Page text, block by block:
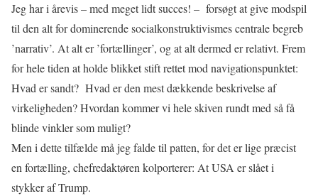
Jeg har i årevis – med meget lidt succes! – forsøgt at give modspil
til den alt for dominerende socialkonstruktivismes centrale begreb
’narrativ’. At alt er ’fortællinger’, og at alt dermed er relativt. Frem
for hele tiden at holde blikket stift rettet mod navigationspunktet:
Hvad er sandt? Hvad er den mest dækkende beskrivelse af
virkeligheden? Hvordan kommer vi hele skiven rundt med så få
blinde vinkler som muligt?
Men i dette tilfælde må jeg falde til patten, for det er lige præcist
en fortælling, chefredaktøren kolporterer: At USA er slået i
stykker af Trump.